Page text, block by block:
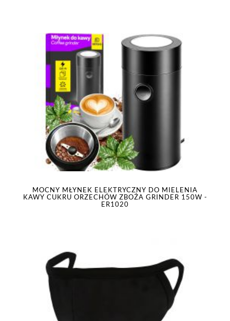
MOCNY MŁYNEK ELEKTRYCZNY DO MIELENIA
KAWY CUKRU ORZECHÓW ZBOŻA GRINDER 150W -
ER1020